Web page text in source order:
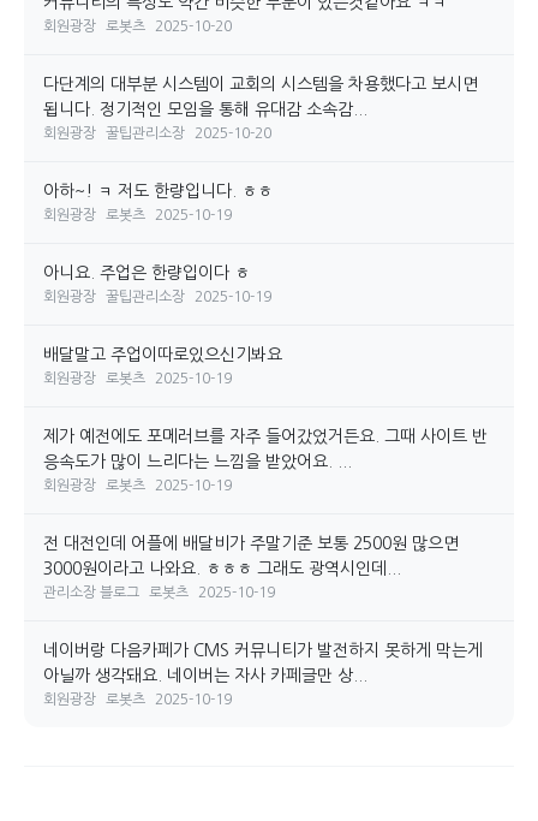
회원광장 로봇츠 2025-10-20
다단계의 대부분 시스템이 교회의 시스템을 차용했다고 보시면
됩니다. 정기적인 모임을 통해 유대감 소속감...
회원광장 꿀팁관리소장 2025-10-20
아하~! ㅋ 저도 한량입니다. ㅎㅎ
회원광장 로봇츠 2025-10-19
아니요. 주업은 한량입이다 ㅎ
회원광장 꿀팁관리소장 2025-10-19
배달말고 주업이따로있으신기봐요
회원광장 로봇츠 2025-10-19
제가 예전에도 포메러브를 자주 들어갔었거든요. 그때 사이트 반
응속도가 많이 느리다는 느낌을 받았어요. ...
회원광장 로봇츠 2025-10-19
전 대전인데 어플에 배달비가 주말기준 보통 2500원 많으면
3000원이라고 나와요. ㅎㅎㅎ 그래도 광역시인데...
관리소장 블로그 로봇츠 2025-10-19
네이버랑 다음카페가 CMS 커뮤니티가 발전하지 못하게 막는게
아닐까 생각돼요. 네이버는 자사 카페글만 상...
회원광장 로봇츠 2025-10-19